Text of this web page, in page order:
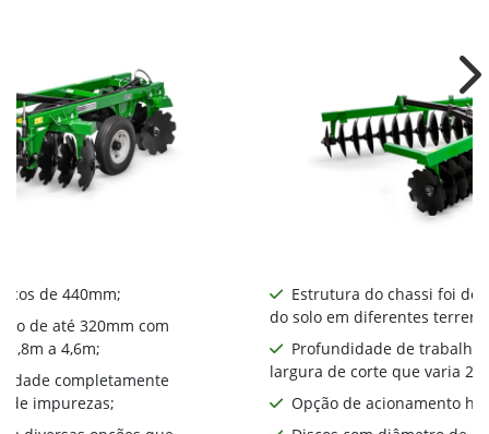
de 440mm​;
de até 320mm com
a 4,6m;
completamente
de impurezas;
Estrutura do chassi foi
do solo em diferentes
Profundidade de trabalho
largura de corte que varia
Opção de acionamento